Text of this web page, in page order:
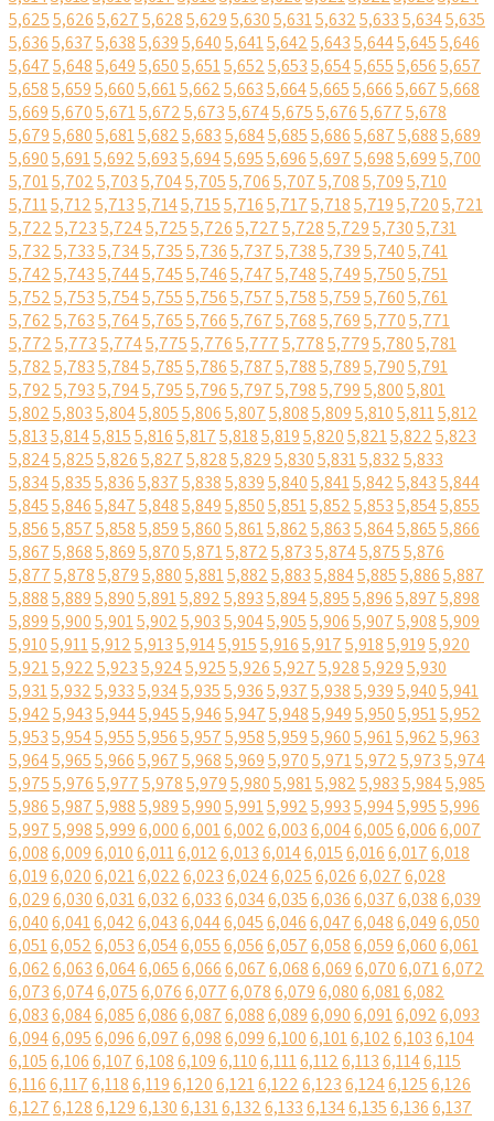
5,6255,6265,6275,6285,6295,6305,6315,6325,6335,6345,635
5,6365,6375,6385,6395,6405,6415,6425,6435,6445,6455,646
5,6475,6485,6495,6505,6515,6525,6535,6545,6555,6565,657
5,6585,6595,6605,6615,6625,6635,6645,6655,6665,6675,668
5,6695,6705,6715,6725,6735,6745,6755,6765,6775,678
5,6795,6805,6815,6825,6835,6845,6855,6865,6875,6885,689
5,6905,6915,6925,6935,6945,6955,6965,6975,6985,6995,700
5,7015,7025,7035,7045,7055,7065,7075,7085,7095,710
5,7115,7125,7135,7145,7155,7165,7175,7185,7195,7205,721
5,7225,7235,7245,7255,7265,7275,7285,7295,7305,731
5,7325,7335,7345,7355,7365,7375,7385,7395,7405,741
5,7425,7435,7445,7455,7465,7475,7485,7495,7505,751
5,7525,7535,7545,7555,7565,7575,7585,7595,7605,761
5,7625,7635,7645,7655,7665,7675,7685,7695,7705,771
5,7725,7735,7745,7755,7765,7775,7785,7795,7805,781
5,7825,7835,7845,7855,7865,7875,7885,7895,7905,791
5,7925,7935,7945,7955,7965,7975,7985,7995,8005,801
5,8025,8035,8045,8055,8065,8075,8085,8095,8105,8115,812
5,8135,8145,8155,8165,8175,8185,8195,8205,8215,8225,823
5,8245,8255,8265,8275,8285,8295,8305,8315,8325,833
5,8345,8355,8365,8375,8385,8395,8405,8415,8425,8435,844
5,8455,8465,8475,8485,8495,8505,8515,8525,8535,8545,855
5,8565,8575,8585,8595,8605,8615,8625,8635,8645,8655,866
5,8675,8685,8695,8705,8715,8725,8735,8745,8755,876
5,8775,8785,8795,8805,8815,8825,8835,8845,8855,8865,887
5,8885,8895,8905,8915,8925,8935,8945,8955,8965,8975,898
5,8995,9005,9015,9025,9035,9045,9055,9065,9075,9085,909
5,9105,9115,9125,9135,9145,9155,9165,9175,9185,9195,920
5,9215,9225,9235,9245,9255,9265,9275,9285,9295,930
5,9315,9325,9335,9345,9355,9365,9375,9385,9395,9405,941
5,9425,9435,9445,9455,9465,9475,9485,9495,9505,9515,952
5,9535,9545,9555,9565,9575,9585,9595,9605,9615,9625,963
5,9645,9655,9665,9675,9685,9695,9705,9715,9725,9735,974
5,9755,9765,9775,9785,9795,9805,9815,9825,9835,9845,985
5,9865,9875,9885,9895,9905,9915,9925,9935,9945,9955,996
5,9975,9985,9996,0006,0016,0026,0036,0046,0056,0066,007
6,0086,0096,0106,0116,0126,0136,0146,0156,0166,0176,018
6,0196,0206,0216,0226,0236,0246,0256,0266,0276,028
6,0296,0306,0316,0326,0336,0346,0356,0366,0376,0386,039
6,0406,0416,0426,0436,0446,0456,0466,0476,0486,0496,050
6,0516,0526,0536,0546,0556,0566,0576,0586,0596,0606,061
6,0626,0636,0646,0656,0666,0676,0686,0696,0706,0716,072
6,0736,0746,0756,0766,0776,0786,0796,0806,0816,082
6,0836,0846,0856,0866,0876,0886,0896,0906,0916,0926,093
6,0946,0956,0966,0976,0986,0996,1006,1016,1026,1036,104
6,1056,1066,1076,1086,1096,1106,1116,1126,1136,1146,115
6,1166,1176,1186,1196,1206,1216,1226,1236,1246,1256,126
6,1276,1286,1296,1306,1316,1326,1336,1346,1356,1366,137